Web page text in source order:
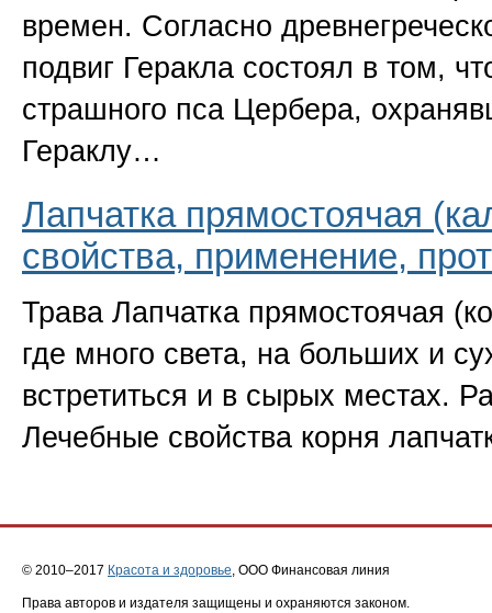
времен. Согласно
подвиг Геракла состоял в том,
страшного пса Цербера,
Гераклу…
Лапчатка прямостоячая
свойства, применение,
Трава Лапчатка прямостоячая (
где много света, на больших и
встретиться и в сырых местах.
Лечебные свойства корня
© 2010–2017 Красота и здоровье, ООО Финансовая линия
Права авторов и издателя защищены и охраняются законом.